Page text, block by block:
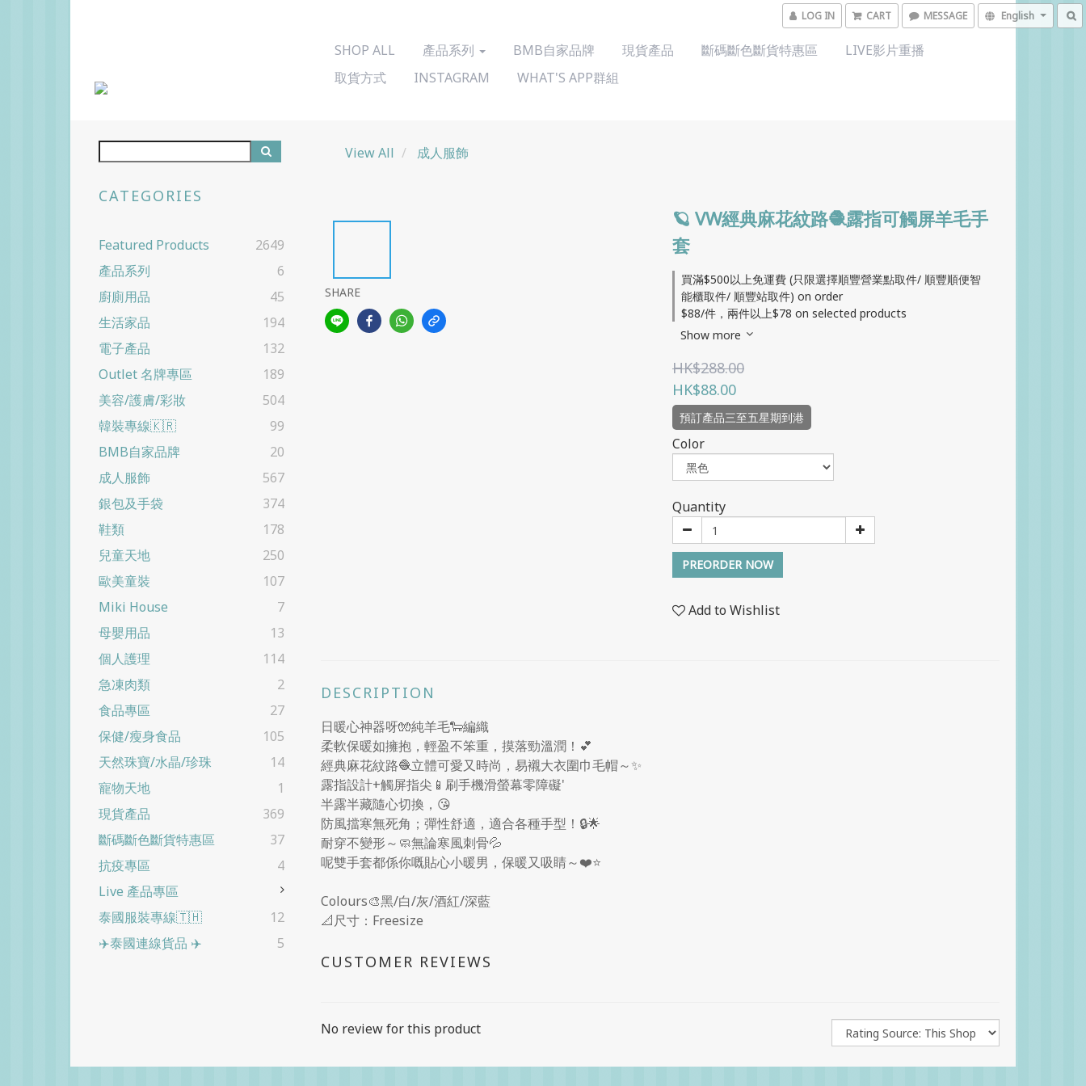
LOG IN CART MESSAGE English
SHOP ALL 產品系列 BMB自家品牌 現貨產品 斷碼斷色斷貨特惠區
LIVE影片重播
取貨方式
INSTAGRAM WHAT'S APP群組
CATEGORIES
Featured Products
2649
產品系列
6
廚廁用品
45
生活家品
194
電子產品
132
Outlet 名牌專區
189
美容/護膚/彩妝
504
韓裝專線🇰🇷
99
BMB自家品牌
20
成人服飾
567
銀包及手袋
374
鞋類
178
兒童天地
250
歐美童裝
107
Miki House
7
母嬰用品
13
個人護理
114
急凍肉類
2
食品專區
27
保健/瘦身食品
105
天然珠寶/水晶/珍珠
14
寵物天地
1
現貨產品
369
斷碼斷色斷貨特惠區
37
抗疫專區
4
Live 產品專區
泰國服裝專線🇹🇭
12
✈️泰國連線貨品 ✈️
5
View All 成人服飾
SHARE
🪐 VW經典麻花紋路🧶露指可觸屏羊毛手
套
買滿$500以上免運費 (只限選擇順豐營業點取件/ 順豐順便智
能櫃取件/ 順豐站取件) on order
$88/件，兩件以上$78 on selected products
Show more
HK$288.00
HK$88.00
預訂產品三至五星期到港
Color
Quantity
PREORDER NOW
Add to Wishlist
DESCRIPTION
日暖心神器呀🧤純羊毛🐑編織
柔軟保暖如擁抱，輕盈不笨重，摸落勁溫潤！💕
經典麻花紋路🧶立體可愛又時尚，易襯大衣圍巾毛帽～✨
露指設計+觸屏指尖📱刷手機滑螢幕零障礙'
半露半藏隨心切換，😘
防風擋寒無死角；彈性舒適，適合各種手型！🔒🌟
耐穿不變形～🧼無論寒風刺骨💦
呢雙手套都係你嘅貼心小暖男，保暖又吸睛～❤️⭐
Colours🎨黑/白/灰/酒紅/深藍
📐尺寸：Freesize
CUSTOMER REVIEWS
No review for this product